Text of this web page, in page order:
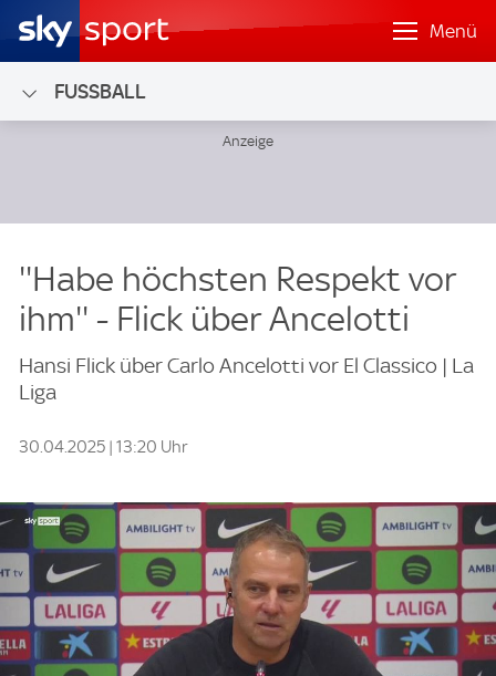
Menü
FUSSBALL
''Habe höchsten Respekt vor
ihm'' - Flick über Ancelotti
Hansi Flick über Carlo Ancelotti vor El Classico | La
Liga
30.04.2025 | 13:20 Uhr